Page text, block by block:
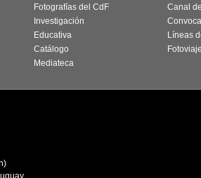
Fotografías del CdF
Investigación
Educativa
Catálogo
Mediateca
Canal
Líneas